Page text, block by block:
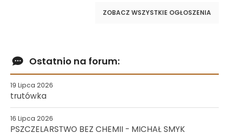
ZOBACZ WSZYSTKIE OGŁOSZENIA
Ostatnio na forum:
19 Lipca 2026
trutówka
16 Lipca 2026
PSZCZELARSTWO BEZ CHEMII - MICHAŁ SMYK